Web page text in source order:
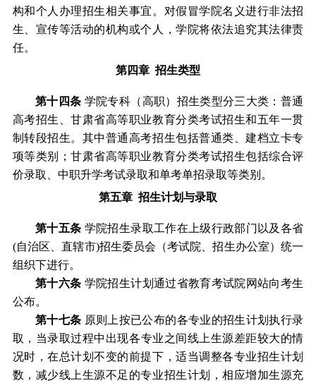
构和个人办理招生相关事宜。对假冒学院名义进行非法招
生、宣传等活动的机构或个人，学院将依法追究其法律责
任。
第四章 招生类型
第十 四条 学院专科 （高职） 招生类型分三大类：普通
高考招生、甘肃省高等职业教育分类考试招生和五年一贯
制转段招生。其中普通高考招生包括普通类、建档立卡专
项等类别
；甘肃省高等职业教育分类考试招生包括综合评
价录取 中职升学考试录取和单考单招录取等类别 。
第五章 招生计划与录取
第十五条 学院招生录取工作在上级行政部门以及各省
(自治区、直辖市)招生委员会（考试院、招生办公室）统一
组织下进行。
第十六条 学院招生计划通过省教育考试院 网站向考生
公布。
第十七条 原则上按已公布的各专业的招生计划执行录
取 ， 当录取过程中出现各专业之间线上生源差距较大的情
况时，在总计划不变的前提下，适当调整各专业招生计划
数，减少线上生源不足的专业招生计划，相应增加生源充